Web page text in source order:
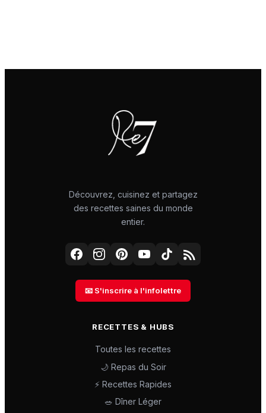
Découvrez, cuisinez et partagez
des recettes saines du monde
entier.
📧 S'inscrire à l'infolettre
RECETTES & HUBS
Toutes les recettes
🌙 Repas du Soir
⚡ Recettes Rapides
🥗 Dîner Léger